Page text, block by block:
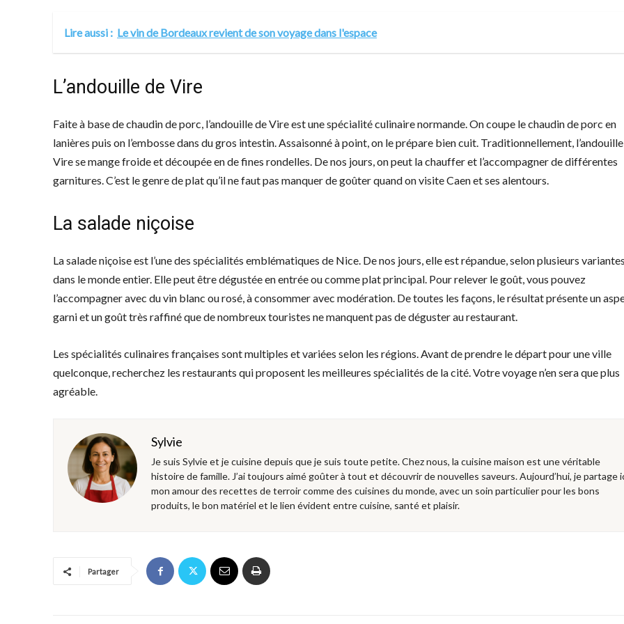
Lire aussi : Le vin de Bordeaux revient de son voyage dans l'espace
L’andouille de Vire
Faite à base de chaudin de porc, l’andouille de Vire est une spécialité culinaire normande. On coupe le chaudin de porc en
lanières puis on l’embosse dans du gros intestin. Assaisonné à point, on le prépare bien cuit. Traditionnellement,
Vire se mange froide et découpée en de fines rondelles. De nos jours, on peut la chauffer et l’accompagner de différentes
garnitures. C’est le genre de plat qu’il ne faut pas manquer de goûter quand on visite Caen et ses alentours.
La salade niçoise
La salade niçoise est l’une des spécialités emblématiques de Nice. De nos jours, elle est répandue, selon plusieurs
dans le monde entier. Elle peut être dégustée en entrée ou comme plat principal. Pour relever le goût, vous pouvez
l’accompagner avec du vin blanc ou rosé, à consommer avec modération. De toutes les façons, le résultat présente un
garni et un goût très raffiné que de nombreux touristes ne manquent pas de déguster au restaurant.
Les spécialités culinaires françaises sont multiples et variées selon les régions. Avant de prendre le départ pour une ville
quelconque, recherchez les restaurants qui proposent les meilleures spécialités de la cité. Votre voyage n’en sera que plus
agréable.
Sylvie
Je suis Sylvie et je cuisine depuis que je suis toute petite. Chez nous, la cuisine maison est une véritable
histoire de famille. J’ai toujours aimé goûter à tout et découvrir de nouvelles saveurs. Aujourd’hui, je partage
mon amour des recettes de terroir comme des cuisines du monde, avec un soin particulier pour les bons
produits, le bon matériel et le lien évident entre cuisine, santé et plaisir.
Partager